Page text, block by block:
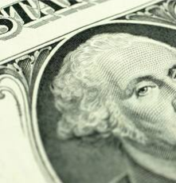
Clase
Clima
Mundial 2026
Eventos Corporativos
El Cronista Studio
Mediakit